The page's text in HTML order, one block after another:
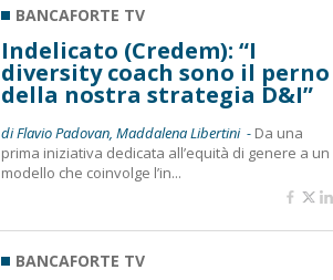
BANCAFORTE TV
Indelicato (Credem): “I
diversity coach sono il perno
della nostra strategia D&I”
di Flavio Padovan, Maddalena Libertini - Da una
prima iniziativa dedicata all’equità di genere a un
modello che coinvolge l’in...
BANCAFORTE TV